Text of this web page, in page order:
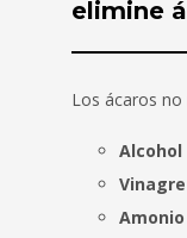
elimine
Los ácaros
Alcohol